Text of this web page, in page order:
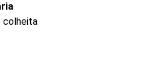
colheita